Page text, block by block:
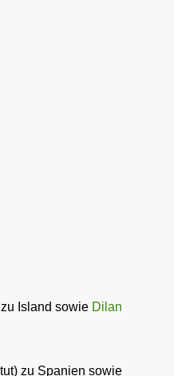
Island sowie Dilan
zu Spanien sowie